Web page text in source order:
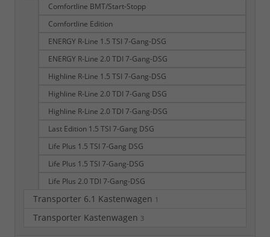
Comfortline BMT/Start-Stopp
Comfortline Edition
ENERGY R-Line 1.5 TSI 7-Gang-DSG
ENERGY R-Line 2.0 TDI 7-Gang-DSG
Highline R-Line 1.5 TSI 7-Gang-DSG
Highline R-Line 2.0 TDI 7-Gang DSG
Highline R-Line 2.0 TDI 7-Gang-DSG
Last Edition 1.5 TSI 7-Gang DSG
Life Plus 1.5 TSI 7-Gang DSG
Life Plus 1.5 TSI 7-Gang-DSG
Life Plus 2.0 TDI 7-Gang-DSG
Transporter 6.1 Kastenwagen 1
Transporter Kastenwagen 3